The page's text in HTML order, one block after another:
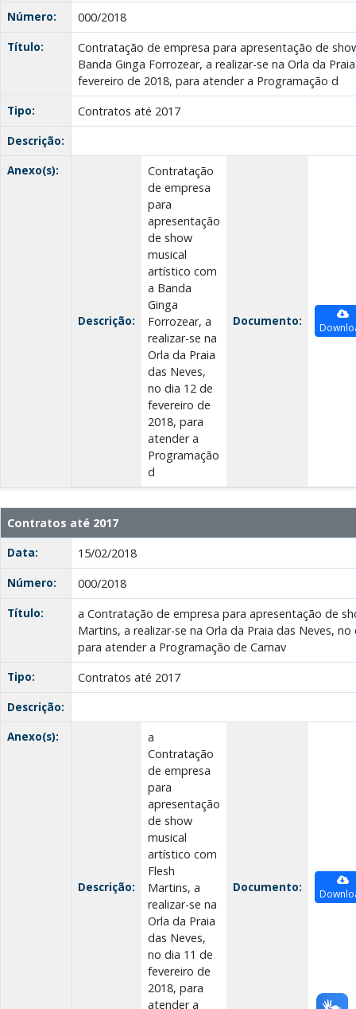
Número:
000/2018
Título:
Contratação de empresa para apresentação de
Banda Ginga Forrozear, a realizar-se na Orla da
fevereiro de 2018, para atender a Programação d
Tipo:
Contratos até 2017
Descrição:
Anexo(s):
Descrição:
Contratação
de empresa
para
apresentação
de show
musical
artístico com
a Banda
Ginga
Forrozear, a
realizar-se na
Orla da Praia
das Neves,
no dia 12 de
fevereiro de
2018, para
atender a
Programação
d
Documento:
Contratos até 2017
Data:
15/02/2018
Número:
000/2018
Título:
a Contratação de empresa para apresentação de
Martins, a realizar-se na Orla da Praia das Neves,
para atender a Programação de Carnav
Tipo:
Contratos até 2017
Descrição:
Anexo(s):
Descrição:
a
Contratação
de empresa
para
apresentação
de show
musical
artístico com
Flesh
Martins, a
realizar-se na
Orla da Praia
das Neves,
no dia 11 de
fevereiro de
2018, para
atender a
Documento: